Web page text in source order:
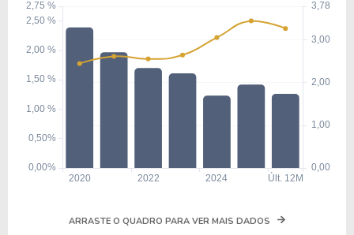
ARRASTE O QUADRO PARA VER MAIS DADOS